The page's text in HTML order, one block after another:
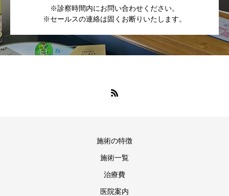
※診察時間内にお問い合わせください。
※セールスの連絡は固くお断りいたします。
施術の特徴
施術一覧
治療費
医院案内